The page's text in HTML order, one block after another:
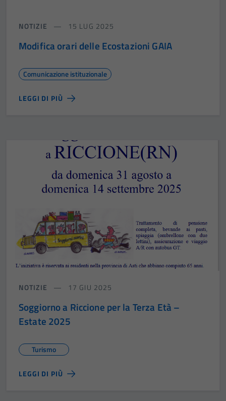
NOTIZIE 15 LUG 2025
Modifica orari delle Ecostazioni GAIA
Comunicazione istituzionale
LEGGI DI PIÙ
NOTIZIE 17 GIU 2025
Soggiorno a Riccione per la Terza Età –
Estate 2025
Turismo
LEGGI DI PIÙ